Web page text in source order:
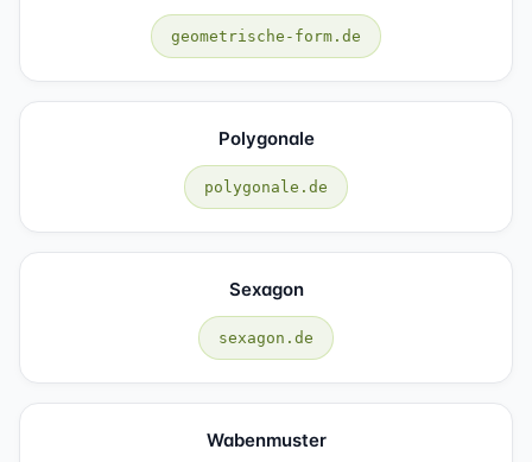
geometrische-form.de
Polygonale
polygonale.de
Sexagon
sexagon.de
Wabenmuster